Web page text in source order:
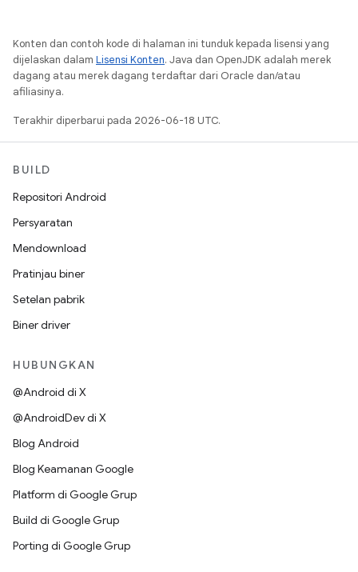
Konten dan contoh kode di halaman ini tunduk kepada lisensi yang
dijelaskan dalam Lisensi Konten. Java dan OpenJDK adalah merek
dagang atau merek dagang terdaftar dari Oracle dan/atau
afiliasinya.
Terakhir diperbarui pada 2026-06-18 UTC.
BUILD
Repositori Android
Persyaratan
Mendownload
Pratinjau biner
Setelan pabrik
Biner driver
HUBUNGKAN
@Android di X
@AndroidDev di X
Blog Android
Blog Keamanan Google
Platform di Google Grup
Build di Google Grup
Porting di Google Grup